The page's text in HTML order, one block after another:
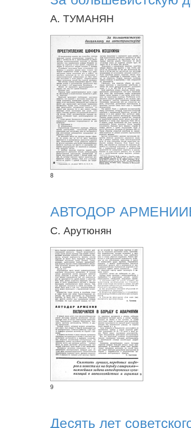
А. ТУМАНЯН
8
АВТОДОР
С. Арутюнян
9
Десять лет